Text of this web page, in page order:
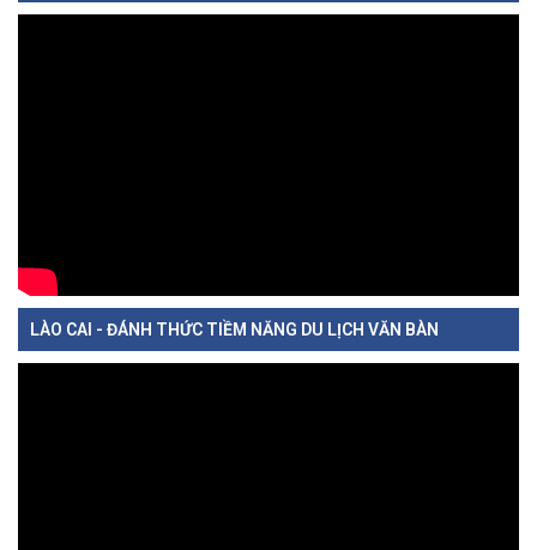
LÀO CAI - ĐÁNH THỨC TIỀM NĂNG DU LỊCH VĂN BÀN